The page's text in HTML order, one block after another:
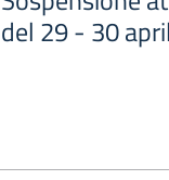
del 29 - 30